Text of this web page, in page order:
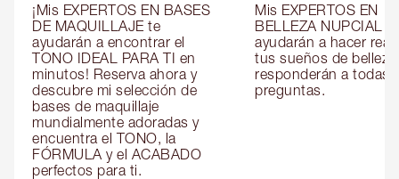
¡Mis EXPERTOS EN BASES
DE MAQUILLAJE te
ayudarán a encontrar el
TONO IDEAL PARA TI en
minutos! Reserva ahora y
descubre mi selección de
bases de maquillaje
mundialmente adoradas y
encuentra el TONO, la
FÓRMULA y el ACABADO
perfectos para ti.
Mis EXPERTOS EN
BELLEZA NUPCIAL te
ayudarán a hacer
tus sueños de belleza
responderán a todas
preguntas.